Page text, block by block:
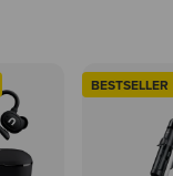
BESTSELLER